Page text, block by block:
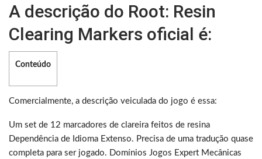
A descrição do Root: Resin
Clearing Markers oficial é:
Conteúdo
Comercialmente, a descrição veiculada do jogo é essa:
Um set de 12 marcadores de clareira feitos de resina
Dependência de Idioma Extenso. Precisa de uma tradução quase
completa para ser jogado. Domínios Jogos Expert Mecânicas